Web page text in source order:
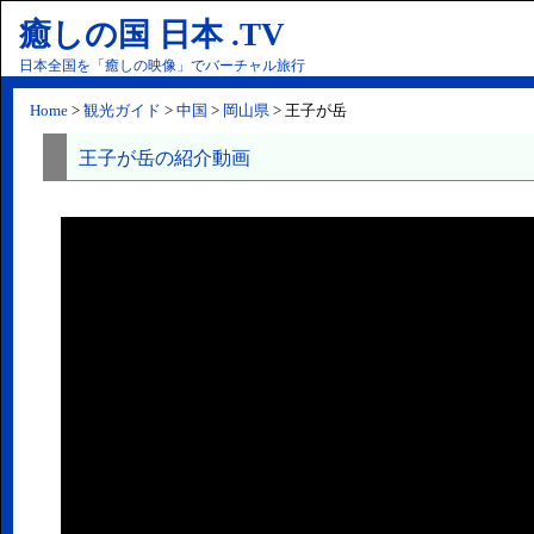
癒しの国 日本 .TV
日本全国を「癒しの映像」でバーチャル旅行
Home > 観光ガイド > 中国 > 岡山県 > 王子が岳
王子が岳の紹介動画